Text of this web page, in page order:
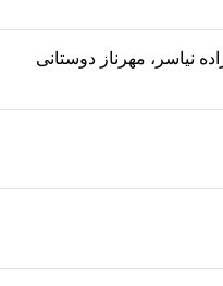
نیاسر، مهرناز دوستانی